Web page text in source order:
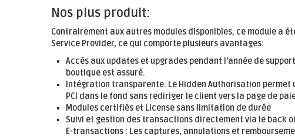
Nos plus produit:
Contrairement aux autres modules disponibles, ce module a
Service Provider, ce qui comporte plusieurs avantages:
Accès aux updates et upgrades pendant l'année de
boutique est assuré.
Intégration transparente. Le Hidden Authorisation
PCI dans le fond sans rediriger le client vers la page de
Modules certifiés et License sans limitation de durée
Suivi et gestion des transactions directement via le back
E-transactions : Les captures, annulations et